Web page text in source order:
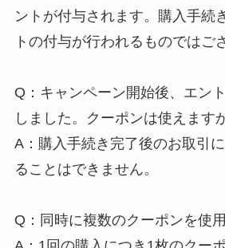
ントが付与されます。購入手続
トの付与が行われるものではご
Q：キャンペーン開始後、エン
しました。クーポンは使えます
A：購入手続き完了後のお取引
ることはできません。
Q：同時に複数のクーポンを使